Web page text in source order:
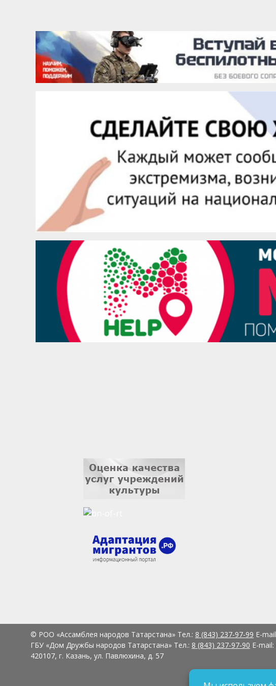
© РОО «Ассамблея народов Татарстана» Тел.: 8 (843) 237-97-99 E-
ГБУ «Дом Дружбы народов Татарстана» Тел.: 8 (843) 237-97-90 E-mail:
420107, г. Казань, ул. Павлюхина, д. 57